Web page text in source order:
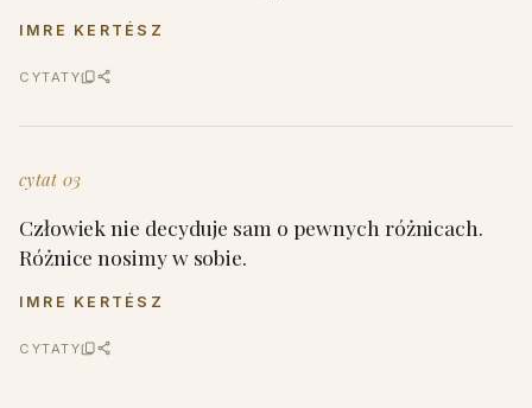
IMRE KERTÉSZ
CYTATY
cytat 03
Człowiek nie decyduje sam o pewnych różnicach.
Różnice nosimy w sobie.
IMRE KERTÉSZ
CYTATY